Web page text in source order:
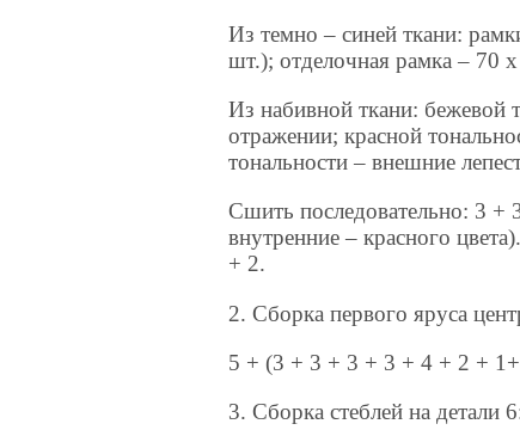
Из темно – синей ткани:
шт.); отделочная рамка – 70
Из набивной ткани: бежевой
отражении; красной
тональности – внешние
Сшить последовательно: 3 +
внутренние – красного
+ 2.
2. Сборка первого яруса
5 + (3 + 3 + 3 + 3 + 4 + 2 +
3. Сборка стеблей на детали